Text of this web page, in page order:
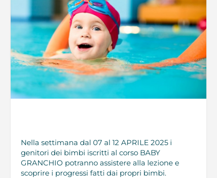
Nella settimana dal 07 al 12 APRILE 2025 i
genitori dei bimbi iscritti al corso BABY
GRANCHIO potranno assistere alla lezione e
scoprire i progressi fatti dai propri bimbi.